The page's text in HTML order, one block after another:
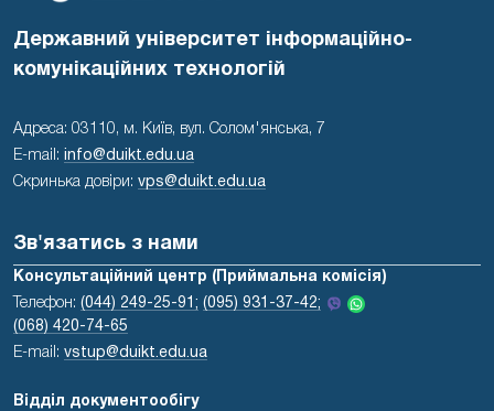
Державний університет інформаційно-
комунікаційних технологій
Адреса: 03110, м. Київ, вул. Солом'янська, 7
E-mail:
info@duikt.edu.ua
Скринька довіри: vps@duikt.edu.ua
Зв'язатись з нами
Консультаційний центр (Приймальна комісія)
Телефон: (044) 249-25-91; (095) 931-37-42;
(068) 420-74-65
E-mail: vstup@duikt.edu.ua
Відділ документообігу